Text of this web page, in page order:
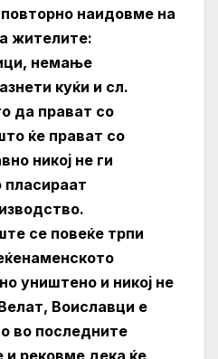
наидовме на
жителите:
немање
куќи и сл.
да прават со
ќе прават со
никој не ги
пласираат
се повеќе трпи
уништено и никој не
Воиславци е
во последните